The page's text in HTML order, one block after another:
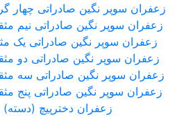
زعفران سوپر نگین صادراتی چهار
زعفران سوپر نگین صادراتی نیم
زعفران سوپر نگین صادراتی یک
زعفران سوپر نگین صادراتی دو
زعفران سوپر نگین صادراتی سه
زعفران سوپر نگین صادراتی پنج
زعفران دخترپیچ